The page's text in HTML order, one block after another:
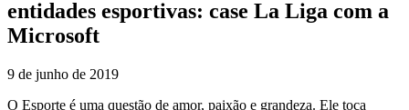
entidades esportivas: case La Liga com a
Microsoft
9 de junho de 2019
O Esporte é uma questão de amor, paixão e grandeza. Ele toca